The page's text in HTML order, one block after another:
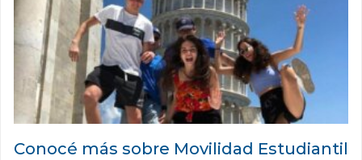
Conocé más sobre Movilidad Estudiantil